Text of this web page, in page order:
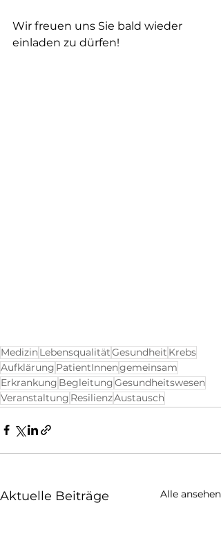
Wir freuen uns Sie bald wieder
einladen zu dürfen!
MedizinLebensqualitätGesundheit Krebs
Aufklärung PatientInnengemeinsam
Erkrankung BegleitungGesundheitswesen
Veranstaltung ResilienzAustausch
Aktuelle Beiträge Alle ansehen